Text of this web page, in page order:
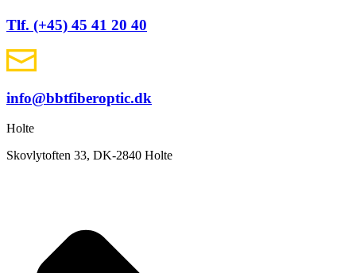
Tlf. (+45) 45 41 20 40
info@bbtfiberoptic.dk
Holte
Skovlytoften 33, DK-2840 Holte